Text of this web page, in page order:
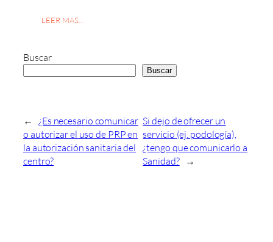
LEER MAS…
Buscar
Buscar
← ¿Es necesario comunicar
o autorizar el uso de PRP en
la autorización sanitaria del
centro?
Si dejo de ofrecer un
servicio (ej. podología),
¿tengo que comunicarlo a
Sanidad?
→